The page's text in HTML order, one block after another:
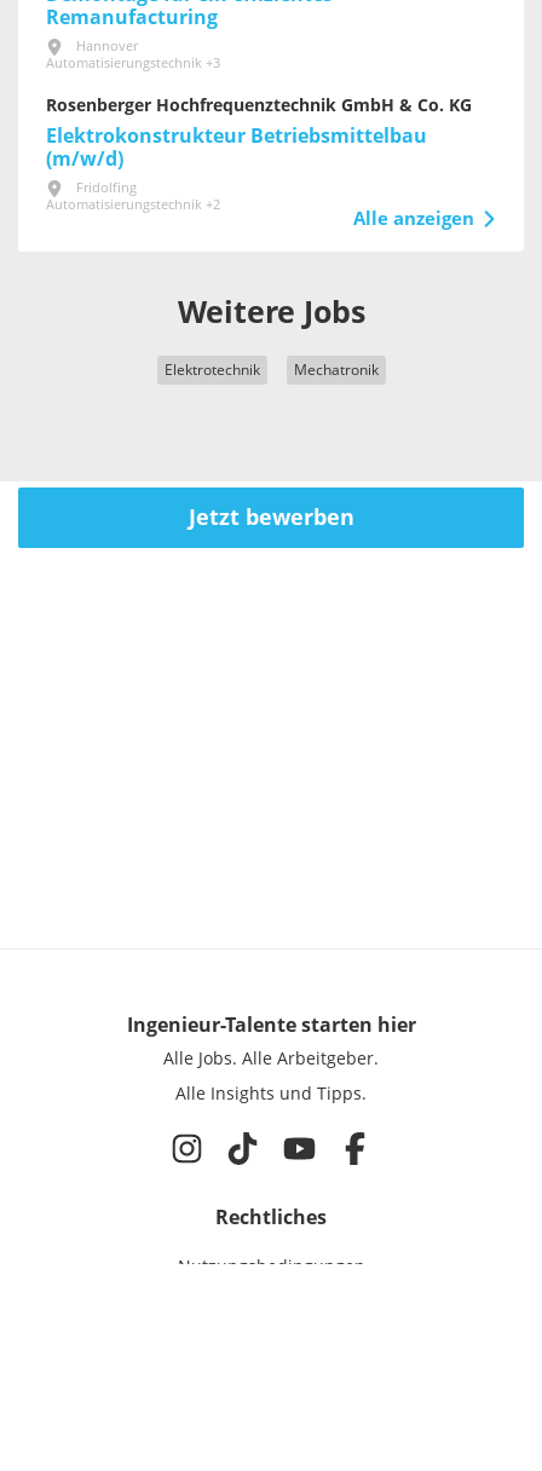
Remanufacturing
Hannover
Automatisierungstechnik +3
Rosenberger Hochfrequenztechnik GmbH & Co. KG
Elektrokonstrukteur Betriebsmittelbau
(m/w/d)
Fridolfing
Automatisierungstechnik +2
Alle anzeigen
Weitere Jobs
Elektrotechnik Mechatronik
Jetzt bewerben
Ingenieur-Talentestarten hier
Alle Jobs. Alle Arbeitgeber.
Alle Insights und Tipps.
Rechtliches
Nutzungsbedingungen